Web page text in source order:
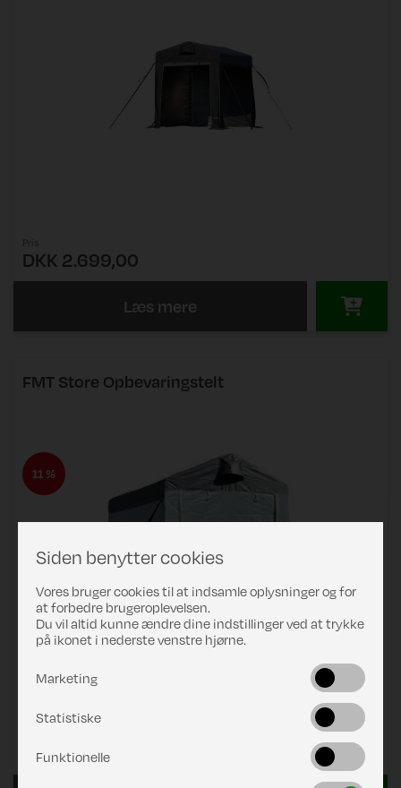
DKK 2.699,00
Læs mere
FMT Store Opbevaringstelt
11 %
Pris
2.799,00
Siden benytter cookies
Vores bruger cookies til at indsamle oplysninger og for
at forbedre brugeroplevelsen.
Du vil altid kunne ændre dine indstillinger ved at trykke
på ikonet i nederste venstre hjørne.
Marketing
Statistiske
Funktionelle